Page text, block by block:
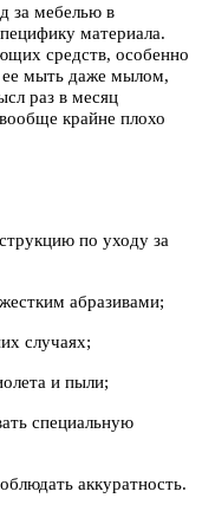
за мебелью в
материала.
средств, особенно
ее мыть даже мылом,
раз в месяц
крайне плохо
по уходу за
абразивами;
случаях;
и пыли;
специальную
аккуратность.